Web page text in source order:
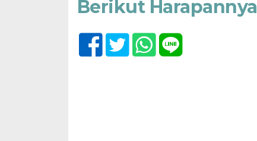
Berikut Harapannya